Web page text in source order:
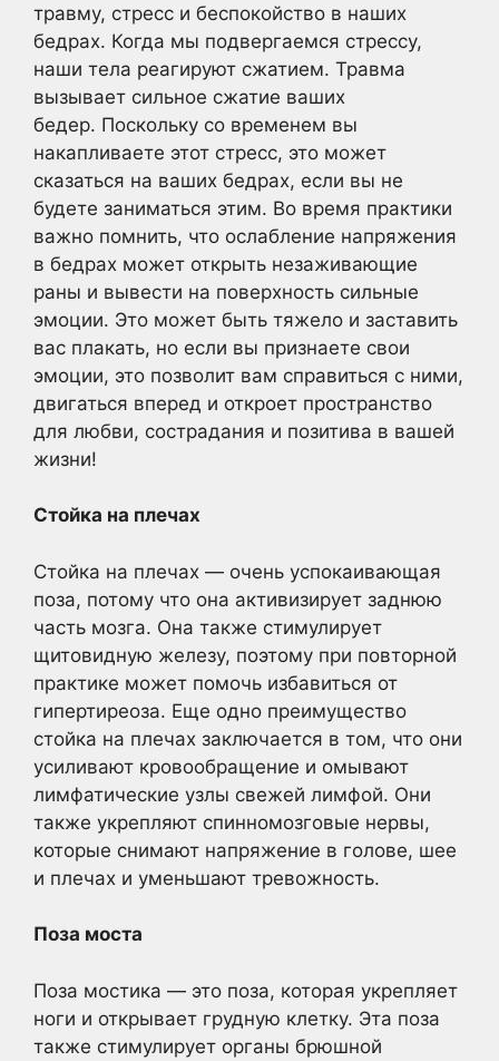
травму, стресс и беспокойство в наших
бедрах. Когда мы подвергаемся стрессу,
наши тела реагируют сжатием. Травма
вызывает сильное сжатие ваших
бедер. Поскольку со временем вы
накапливаете этот стресс, это может
сказаться на ваших бедрах, если вы не
будете заниматься этим. Во время практики
важно помнить, что ослабление напряжения
в бедрах может открыть незаживающие
раны и вывести на поверхность сильные
эмоции. Это может быть тяжело и заставить
вас плакать, но если вы признаете свои
эмоции, это позволит вам справиться с ними,
двигаться вперед и откроет пространство
для любви, сострадания и позитива в вашей
жизни!
Стойка на плечах
Стойка на плечах — очень успокаивающая
поза, потому что она активизирует заднюю
часть мозга. Она также стимулирует
щитовидную железу, поэтому при повторной
практике может помочь избавиться от
гипертиреоза. Еще одно преимущество
стойка на плечах заключается в том, что они
усиливают кровообращение и омывают
лимфатические узлы свежей лимфой. Они
также укрепляют спинномозговые нервы,
которые снимают напряжение в голове, шее
и плечах и уменьшают тревожность.
Поза моста
Поза мостика — это поза, которая укрепляет
ноги и открывает грудную клетку. Эта поза
также стимулирует органы брюшной